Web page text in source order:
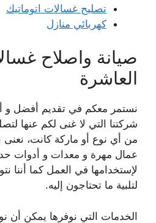
تصليح غسالات اتوماتيك
كهربائي منازل
صيانة واصلاح
العاشرة
نستمر معكم في تقديم أفضل
شركتنا التي لا غنى لكم عنها
من أي نوع أو ماركة كانت، نعنى
عمال مهرة و معدات و أدوات
لإستخدامها في العمل كما أننا
لتلبية ما تحتاجون إليه.
الخدمات التي نوفرها يمكن أن